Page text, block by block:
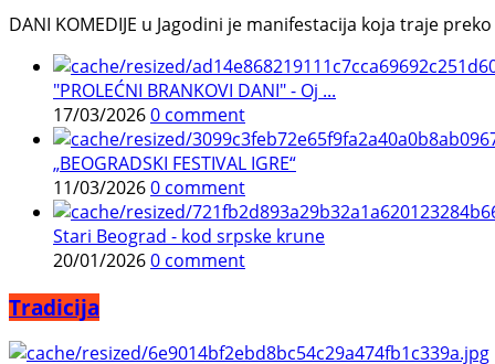
DANI KOMEDIJE u Jagodini je manifestacija koja traje
"PROLEĆNI BRANKOVI DANI" - Oj ...
17/03/20260 comment
„BEOGRADSKI FESTIVAL IGRE“
11/03/20260 comment
Stari Beograd - kod srpske krune
20/01/20260 comment
Tradicija